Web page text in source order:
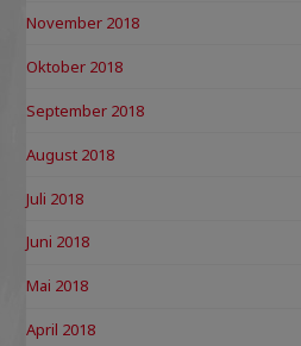
November 2018
Oktober 2018
September 2018
August 2018
Juli 2018
Juni 2018
Mai 2018
April 2018